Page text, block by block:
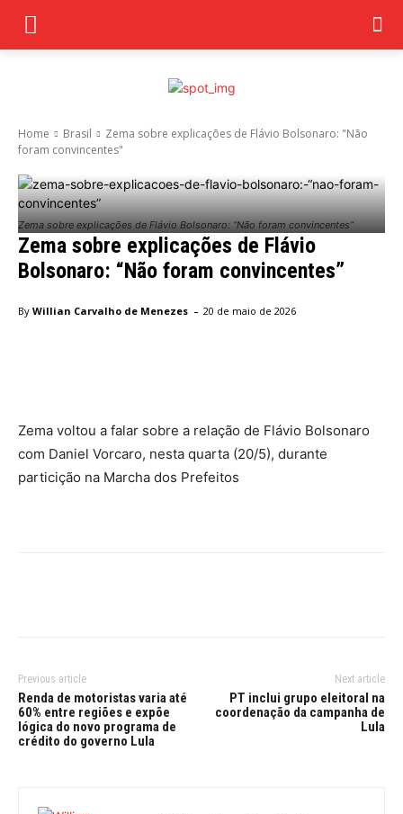
Home Brasil
Zema sobre explicações de Flávio Bolsonaro: "Não
foram convincentes"
Zema sobre explicações de Flávio Bolsonaro: “Não foram convincentes”
Zema sobre explicações de Flávio
Bolsonaro: “Não foram convincentes”
By Willian Carvalho de Menezes - 20 de maio de 2026
Zema voltou a falar sobre a relação de Flávio Bolsonaro
com Daniel Vorcaro, nesta quarta (20/5), durante
particição na Marcha dos Prefeitos
Previous article
Renda de motoristas varia até
60% entre regiões e expõe
lógica do novo programa de
crédito do governo Lula
Next article
PT inclui grupo eleitoral na
coordenação da campanha de
Lula